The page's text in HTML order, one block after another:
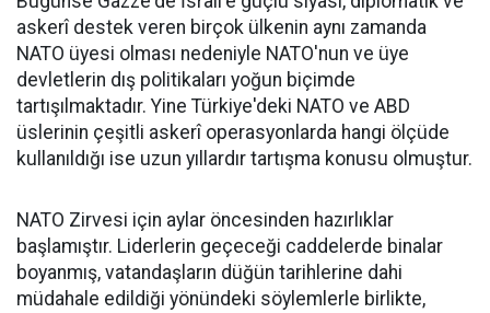
askerî destek veren birçok ülkenin aynı zamanda
NATO üyesi olması nedeniyle NATO'nun ve üye
devletlerin dış politikaları yoğun biçimde
tartışılmaktadır. Yine Türkiye'deki NATO ve ABD
üslerinin çeşitli askerî operasyonlarda hangi ölçüde
kullanıldığı ise uzun yıllardır tartışma konusu olmuştur.
NATO Zirvesi için aylar öncesinden hazırlıklar
başlamıştır. Liderlerin geçeceği caddelerde binalar
boyanmış, vatandaşların düğün tarihlerine dahi
müdahale edildiği yönündeki söylemlerle birlikte,